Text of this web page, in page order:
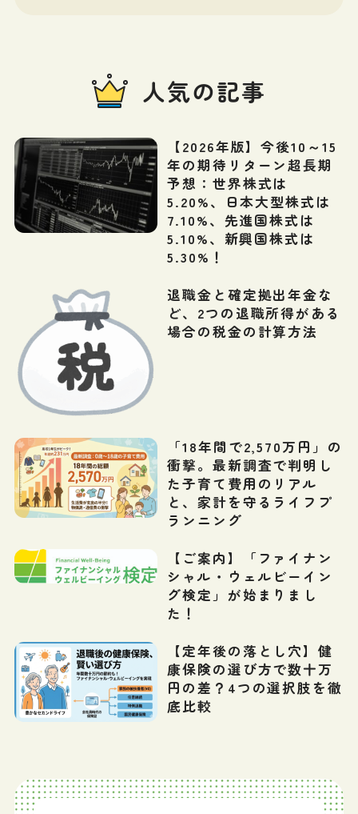
人気の記事
【2026年版】今後10～15
年の期待リターン超長期
予想：世界株式は
5.20%、日本大型株式は
7.10%、先進国株式は
5.10%、新興国株式は
5.30%！
退職金と確定拠出年金な
ど、2つの退職所得がある
場合の税金の計算方法
「18年間で2,570万円」の
衝撃。最新調査で判明し
た子育て費用のリアル
と、家計を守るライフプ
ランニング
【ご案内】「ファイナン
シャル・ウェルビーイン
グ検定」が始まりまし
た！
【定年後の落とし穴】健
康保険の選び方で数十万
円の差？4つの選択肢を徹
底比較